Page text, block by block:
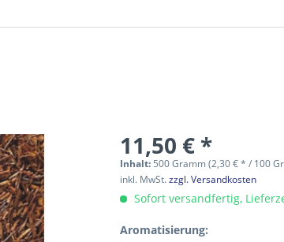
11,50 € *
Inhalt: 500 Gramm (2,30 € * / 100
inkl. MwSt.zzgl. Versandkosten
Sofort versandfertig,
Aromatisierung: